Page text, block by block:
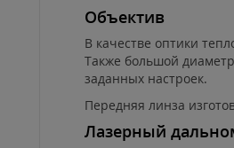
Объектив
В качестве оптики
Также большой
заданных настроек.
Передняя линза
Лазерный